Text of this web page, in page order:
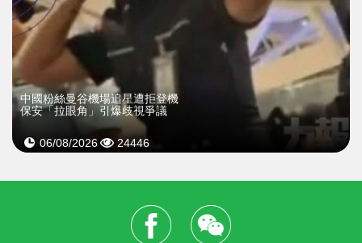
中國粉絲曼谷機場追星遭拒登機
保安「拉眼角」引爆歧視爭議
06/08/2026 24446